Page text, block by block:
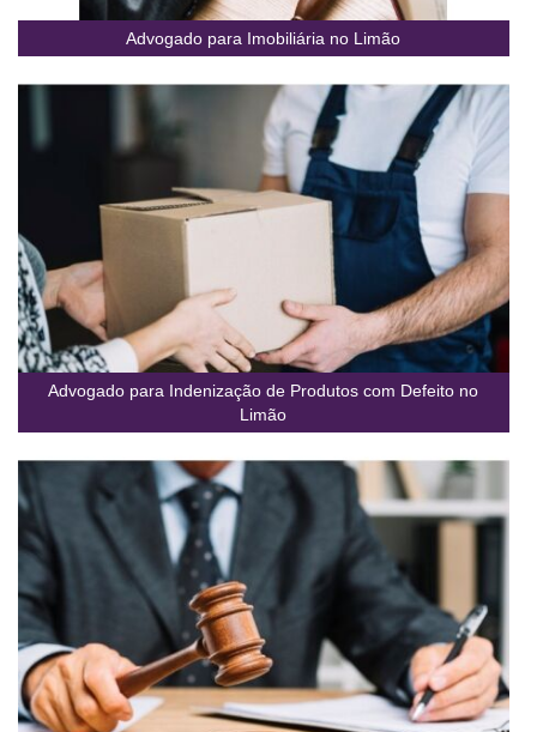
Advogado para Imobiliária no Limão
Advogado para Indenização de Produtos com Defeito no
Limão